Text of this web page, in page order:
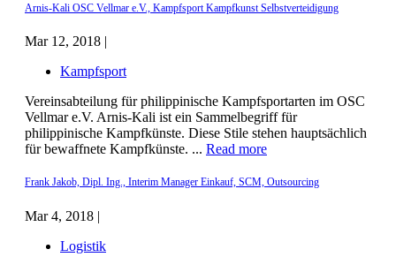
Arnis-Kali OSC Vellmar e.V., Kampfsport Kampfkunst Selbstverteidigung
Mar 12, 2018 |
Kampfsport
Vereinsabteilung für philippinische Kampfsportarten im OSC
Vellmar e.V. Arnis-Kali ist ein Sammelbegriff für
philippinische Kampfkünste. Diese Stile stehen hauptsächlich
für bewaffnete Kampfkünste. ... Read more
Frank Jakob, Dipl. Ing., Interim Manager Einkauf, SCM, Outsourcing
Mar 4, 2018 |
Logistik